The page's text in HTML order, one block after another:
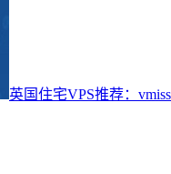
英国住宅VPS推荐：